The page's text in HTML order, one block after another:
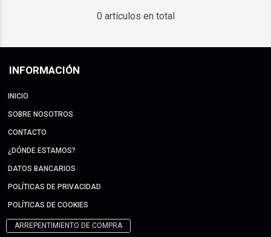
0 artículos en total
INFORMACIÓN
INICIO
SOBRE NOSOTROS
CONTACTO
¿DÓNDE ESTAMOS?
DATOS BANCARIOS
POLÍTICAS DE PRIVACIDAD
POLÍTICAS DE COOKIES
ARREPENTIMIENTO DE COMPRA